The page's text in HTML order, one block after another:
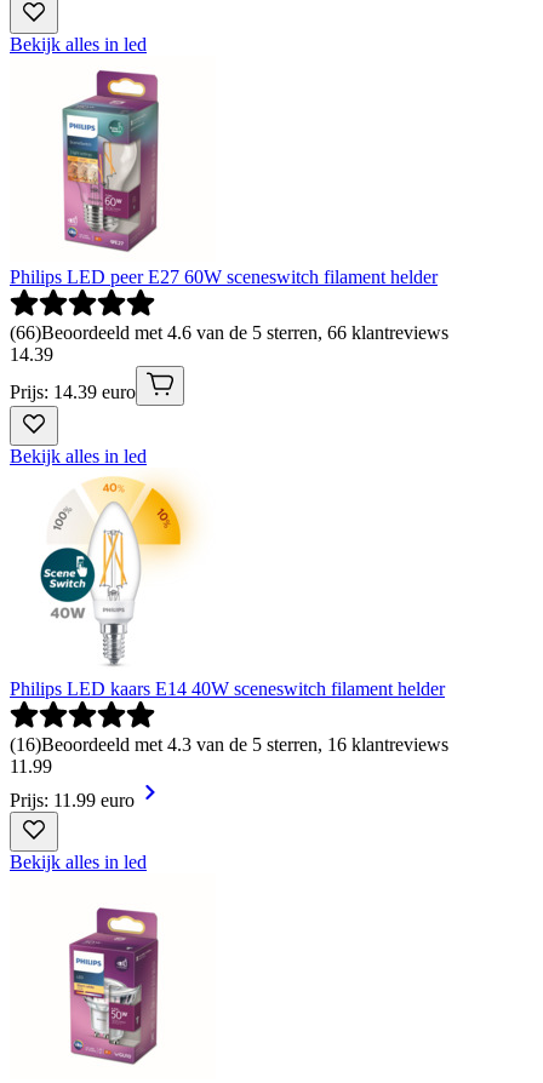
Bekijk alles in led
Philips LED peer E27 60W sceneswitch filament helder
(66)Beoordeeld met 4.6 van de 5 sterren, 66 klantreviews
14.39
Prijs: 14.39 euro
Bekijk alles in led
Philips LED kaars E14 40W sceneswitch filament helder
(16)Beoordeeld met 4.3 van de 5 sterren, 16 klantreviews
11 .99
Prijs: 11.99 euro
Bekijk alles in led